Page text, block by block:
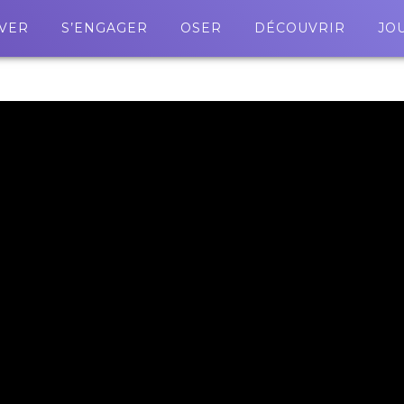
S’ENGAGER OSER DÉCOUVRIR